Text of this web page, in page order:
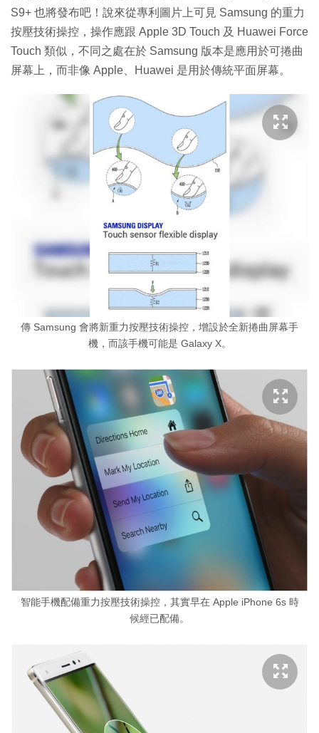
S9+ 也將發布吧！說來從專利圖片上可見 Samsung 的重力
按壓技術操控，操作應跟 Apple 3D Touch 及 Huawei Force
Touch 類似，不同之處在於 Samsung 版本是應用於可捲曲
屏幕上，而非像 Apple、Huawei 是用於傳統平面屏幕。
傳 Samsung 會將新重力按壓技術操控，增設於全新捲曲屏幕手
機，而該手機可能是 Galaxy X。
智能手機配備重力按壓技術操控，其實早在 Apple iPhone 6s 時
候經已配備。